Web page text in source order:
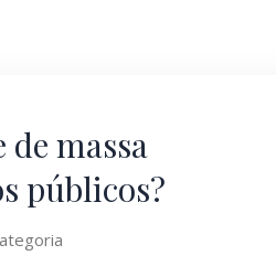
massa
públicos?